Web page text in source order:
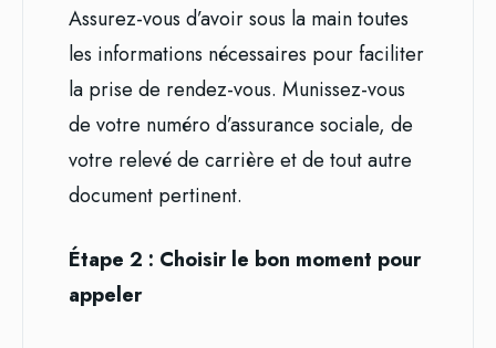
Assurez-vous d’avoir sous la main toutes
les informations nécessaires pour faciliter
la prise de rendez-vous. Munissez-vous
de votre numéro d’assurance sociale, de
votre relevé de carrière et de tout autre
document pertinent.
Étape 2 : Choisir le bon moment pour
appeler